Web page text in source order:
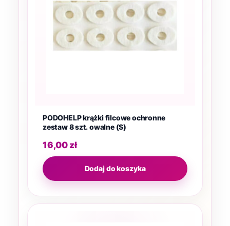
PODOHELP krążki filcowe ochronne
zestaw 8 szt. owalne (S)
16,00 zł
Dodaj do koszyka